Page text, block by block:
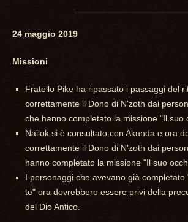
24 maggio 2019
Missioni
Fratello Pike ha ripassato i passaggi del
correttamente il Dono di N'zoth dai
che hanno completato la missione "Il suo
Nailok si è consultato con Akunda e ora
correttamente il Dono di N'zoth dai
hanno completato la missione "Il suo
I personaggi che avevano già
te" ora dovrebbero essere privi della
del Dio Antico.